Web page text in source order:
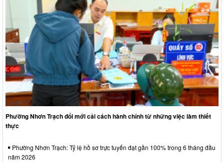
Phường Nhơn Trạch đổi mới cải cách hành chính từ những việc làm thiết
thực
Phường Nhơn Trạch: Tỷ lệ hồ sơ trực tuyến đạt gần 100% trong 6 tháng đầu
năm 2026